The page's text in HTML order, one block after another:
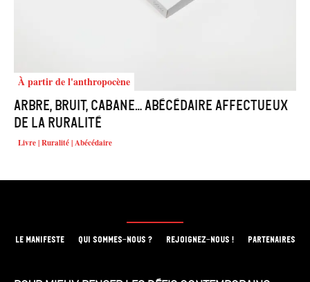
À partir de l'anthropocène
Arbre, Bruit, Cabane… Abécédaire affectueux
de la ruralité
Livre | Ruralité | Abécédaire
LE MANIFESTE QUI SOMMES-NOUS ? REJOIGNEZ-NOUS ! PARTENAIRES